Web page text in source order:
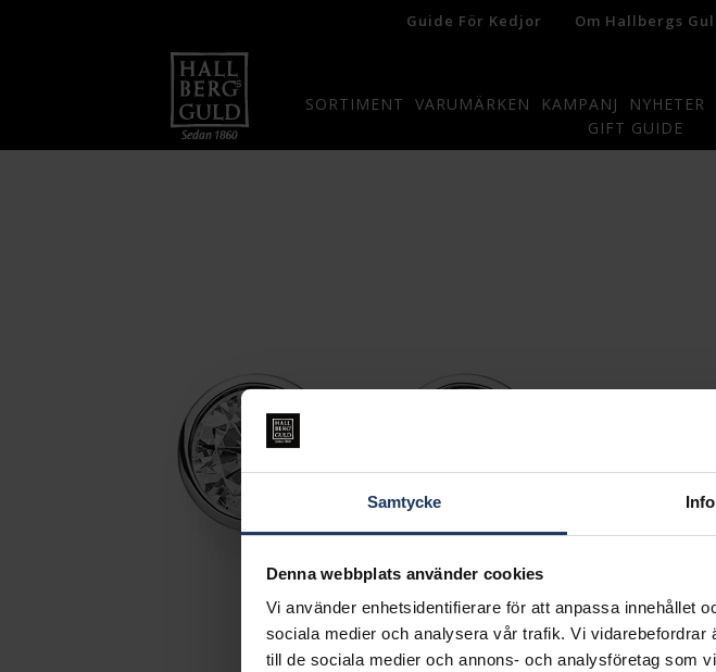
Samtycke
Denna webbplats använder cookies
Vi använder enhetsidentifierare för att anpassa innehållet
sociala medier och analysera vår trafik. Vi
till de sociala medier och annons- och analysföretag som
Guide För Kedjor Om Hallbergs
SORTIMENT VARUMÄRKEN KAMPANJ NYHETER
GIFT GUIDE